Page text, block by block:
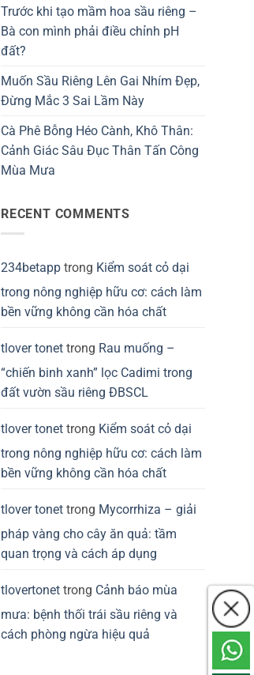
Trước khi tạo mầm hoa sầu riêng –
Bà con mình phải điều chỉnh pH
đất?
Muốn Sầu Riêng Lên Gai Nhím Đẹp,
Đừng Mắc 3 Sai Lầm Này
Cà Phê Bỗng Héo Cành, Khô Thân:
Cảnh Giác Sâu Đục Thân Tấn Công
Mùa Mưa
RECENT COMMENTS
234betapp trong Kiểm soát cỏ dại
trong nông nghiệp hữu cơ: cách làm
bền vững không cần hóa chất
tlover tonet trong Rau muống –
“chiến binh xanh” lọc Cadimi trong
đất vườn sầu riêng ĐBSCL
tlover tonet trong Kiểm soát cỏ dại
trong nông nghiệp hữu cơ: cách làm
bền vững không cần hóa chất
tlover tonet trong Mycorrhiza – giải
pháp vàng cho cây ăn quả: tầm
quan trọng và cách áp dụng
tlovertonet trong Cảnh báo mùa
mưa: bệnh thối trái sầu riêng và
cách phòng ngừa hiệu quả